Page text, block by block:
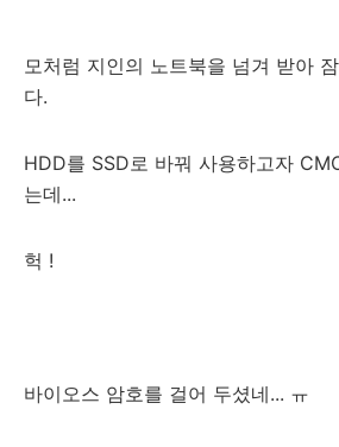
모처럼 지인의 노트북을 넘겨 받아
다.
HDD를 SSD로 바꿔 사용하고자
는데...
헉 !
바이오스 암호를 걸어 두셨네... ㅠ